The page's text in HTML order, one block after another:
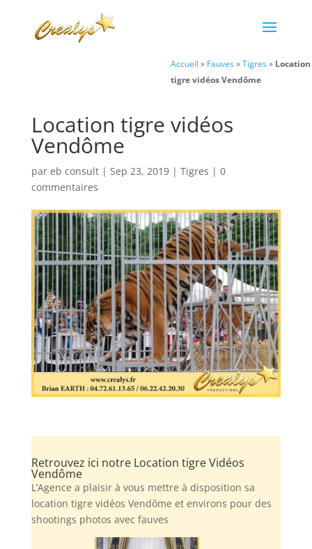
Accueil » Fauves»Tigres» Location
tigre vidéos Vendôme
Location tigre vidéos
Vendôme
par eb consult| Sep 23, 2019| Tigres | 0
commentaires
Retrouvez ici notre Location tigre Vidéos
Vendôme
L’Agence a plaisir à vous mettre à disposition sa
location tigre vidéos Vendôme et environs pour des
shootings photos avec fauves